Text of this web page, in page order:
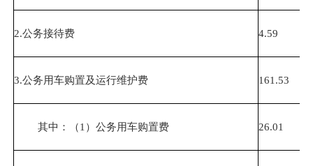
2.公务接待费 4.59
3.公务用车购置及运行维护费 161.53
其中：（1）公务用车购置费 26.01